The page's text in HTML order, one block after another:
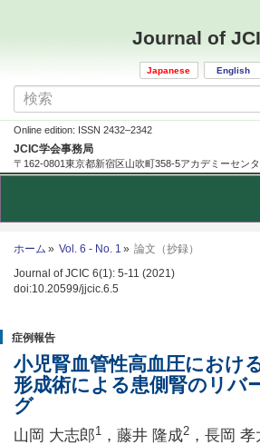
Journal of
Japanese English
Online edition: ISSN 2432–2342
JCIC学会事務局
〒162-0801東京都新宿区山吹町358-5アカデミーセン
ホーム Vol. 6 - No. 1
論文（抄録）
Journal of JCIC 6(1): 5-11 (2021)
doi:10.20599/jjcic.6.5
症例報告
小児腎血管性高血圧におけ
形成術による患側腎のリバ
グ
山岡 大志郎1 ，藤井 隆成2 ，長岡 孝